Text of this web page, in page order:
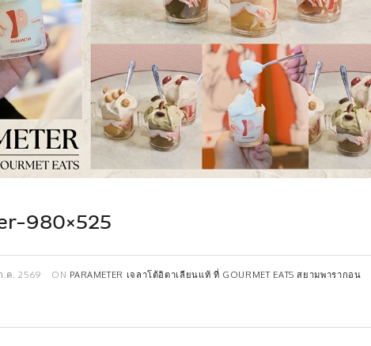
980×525
.ค. 2569 ON PARAMETER เจลาโต้อิตาเลียนแท้ ที่ GOURMET EATS สยามพารากอน